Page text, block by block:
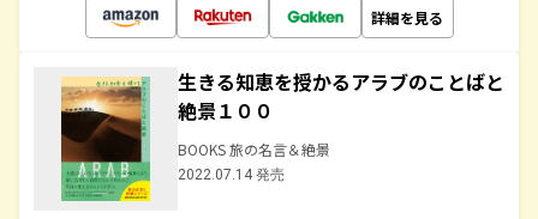
詳細を見る
生きる知恵を授かるアラブのことばと
絶景１００
BOOKS 旅の名言＆絶景
2022.07.14 発売